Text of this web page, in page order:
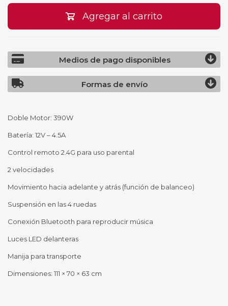
Agregar al carrito
Medios de pago disponibles
Formas de envío
Doble Motor: 390W
Batería: 12V – 4.5A
Control remoto 2.4G para uso parental
2 velocidades
Movimiento hacia adelante y atrás (función de balanceo)
Suspensión en las 4 ruedas
Conexión Bluetooth para reproducir música
Luces LED delanteras
Manija para transporte
Dimensiones: 111 × 70 × 63 cm